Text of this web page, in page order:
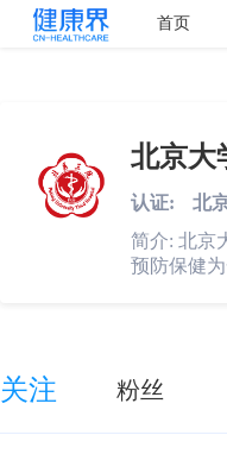
首页
北京大
认证:
北
简介: 北京
预防保健
关注 粉丝